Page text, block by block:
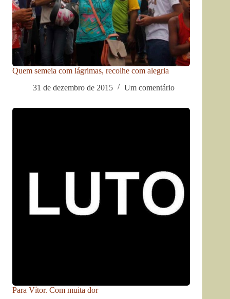
Quem semeia com lágrimas, recolhe com alegria
31 de dezembro de 2015
Um comentário
Para Vítor. Com muita dor